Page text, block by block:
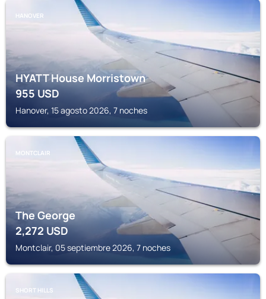
HANOVER
HYATT House Morristown
955USD
Hanover, 15 agosto 2026, 7 noches
MONTCLAIR
The George
2,272 USD
Montclair, 05 septiembre 2026, 7 noches
SHORT HILLS